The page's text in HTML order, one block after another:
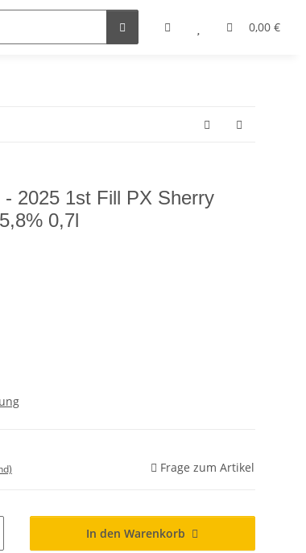
0,00 €
2025 1st Fill PX Sherry
0,7l
Frage zum Artikel
In den Warenkorb